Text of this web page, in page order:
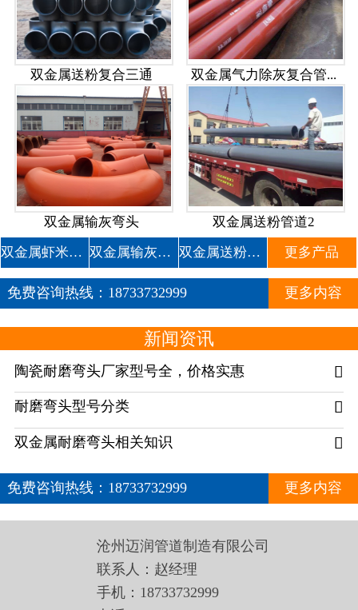
双金属送粉复合三通 双金属气力除灰复合管...
双金属输灰弯头 双金属送粉管道2
双金属虾米腰耐磨管道 双金属输灰复合耐磨弯头1 双金属送粉复合三通 更多产品
免费咨询热线： 18733732999 更多内容
新闻资讯
陶瓷耐磨弯头厂家型号全，价格实惠 
耐磨弯头型号分类 
双金属耐磨弯头相关知识 
免费咨询热线： 18733732999 更多内容
沧州迈润管道制造有限公司
联系人：赵经理
手机：18733732999